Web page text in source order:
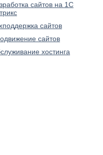
сайтов на 1С
сайтов
сайтов
хостинга